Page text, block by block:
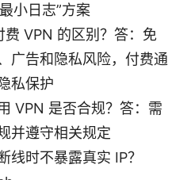
小日志”方案
费 VPN 的区别？答：免
广告和隐私风险，付费通
私保护
VPN 是否合规？答：需
并遵守相关规定
线时不暴露真实 IP？